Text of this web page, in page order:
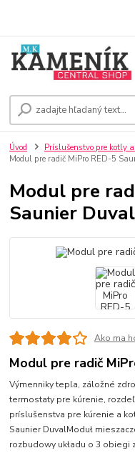
Úvod Príslušenstvo pre kotly
Modul pre radič MiPro RED-5
Modul pre
Saunier Duval
Ako ma
Modul pre radič
Výmenniky tepla, záložné
termostaty pre kúrenie,
príslušenstva pre kúrenie a
Saunier DuvalModuł
rozbudowy układu o 3 obiegi